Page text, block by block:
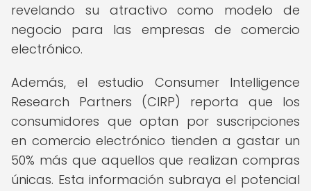
revelando su atractivo como modelo de
negocio para las empresas de comercio
electrónico.
Además, el estudio Consumer Intelligence
Research Partners (CIRP) reporta que los
consumidores que optan por suscripciones
en comercio electrónico tienden a gastar un
50% más que aquellos que realizan compras
únicas. Esta información subraya el potencial